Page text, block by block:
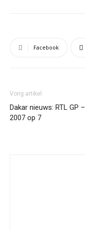
Facebook
Vorig artikel
Dakar nieuws: RTL GP
2007 op 7